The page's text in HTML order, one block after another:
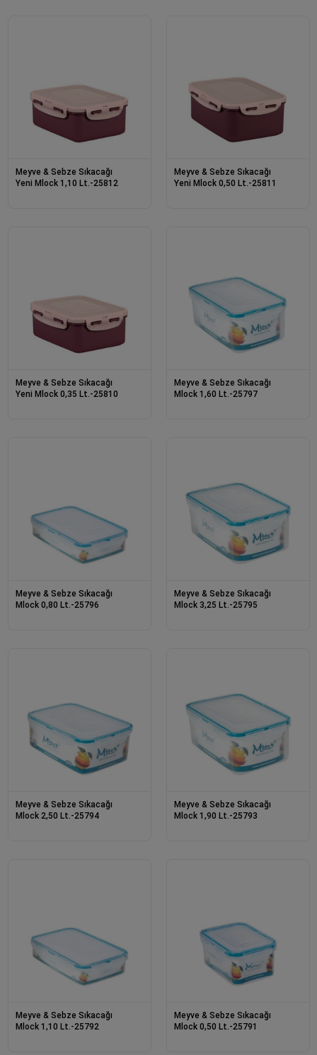
Meyve & Sebze Sıkacağı
Yeni Mlock 1,10 Lt.-25812
Meyve & Sebze Sıkacağı
Yeni Mlock 0,50 Lt.-25811
Meyve & Sebze Sıkacağı
Yeni Mlock 0,35 Lt.-25810
Meyve & Sebze Sıkacağı
Mlock 1,60 Lt.-25797
Meyve & Sebze Sıkacağı
Mlock 0,80 Lt.-25796
Meyve & Sebze Sıkacağı
Mlock 3,25 Lt.-25795
Meyve & Sebze Sıkacağı
Mlock 2,50 Lt.-25794
Meyve & Sebze Sıkacağı
Mlock 1,90 Lt.-25793
Meyve & Sebze Sıkacağı
Mlock 1,10 Lt.-25792
Meyve & Sebze Sıkacağı
Mlock 0,50 Lt.-25791